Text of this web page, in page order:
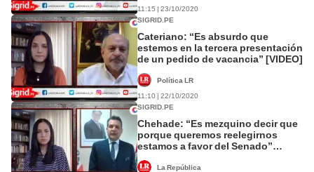
11:15 | 23/10/2020
SIGRID.PE
Cateriano: “Es absurdo que
estemos en la tercera presentación
de un pedido de vacancia” [VIDEO]
Política LR
11:10 | 22/10/2020
SIGRID.PE
Chehade: “Es mezquino decir que
porque queremos reelegirnos
estamos a favor del Senado”
La República